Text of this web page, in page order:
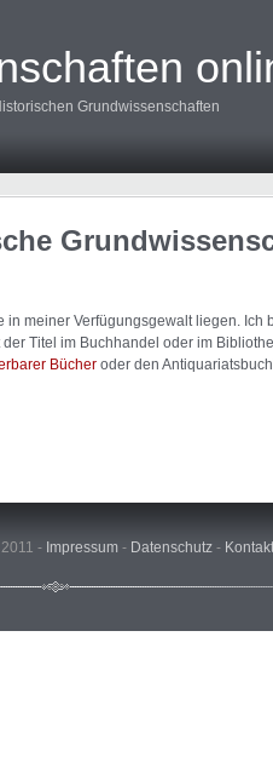
Grundwissenschaften
meiner Verfügungsgewalt liegen. Ich
Titel im Buchhandel oder im
Bücher oder den
- Impressum - Datenschutz - Kontakt